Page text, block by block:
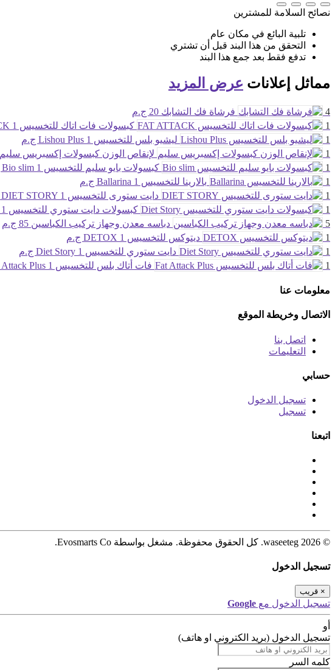
نصائح السلامة للمشترين
تلبية البائع في مكان عام
التحقق من هذا البند قبل أن تشتري
تدفع فقط بعد جمع هذا البند
مماثل إعلانات عرض المزيد
4 فرشاة فك التشابك 20 ج.م
1
كبسولات فات اتاك للتخسيس FAT ATTACK 1 ج.م
1
ليشيو بلس للتخسيس Lishou Plus 1 ج.م
1
لإنقاص الوزن كبسولات إكسبريس سليم
1
كبسولات بايو سليم للتخسيس Bio slim 1 ج.م
1
بالارينا للتخسيس Ballarina 1 ج.م
1
دايت ستورى للتخسيس DIET STORY 1 ج.م
1
كبسولات دايت ستوري للتخسيس Diet Story 1 ج.م
5
دباسه معدن وجهاز تركيب الكباسين 85 ج.م
1
ديتوكس للتخسيس DETOX 1 ج.م
1
دايت ستوري للتخسيس Diet Story 1 ج.م
1
فات أتاك بلس للتخسيس Fat Attack Plus 1 ج.م
معلومات عنا
الاتصال وخريطة الموقع
اتصل بنا
التعليمات
حسابي
تسجيل الدخول
تسجيل
اتبعنا
© 2026 waseeteg. كل الحقوق محفوظة. مشغل بواسطة Evosmarts Co.
تسجيل الدخول
× قريب
تسجيل الدخول مع Google
أو
تسجيل الدخول (بريد الكتروني او هاتف)
كلمه السر